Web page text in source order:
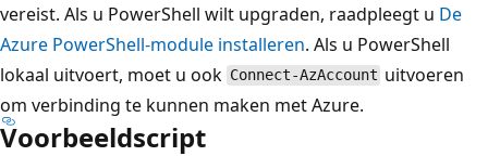
vereist. Als u PowerShell wilt upgraden, raadpleegt u De
Azure PowerShell-module installeren. Als u PowerShell
lokaal uitvoert, moet u ook Connect-AzAccount uitvoeren
om verbinding te kunnen maken met Azure.
Voorbeeldscript